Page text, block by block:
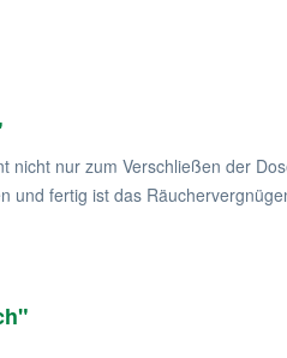
nur zum Verschließen der
und fertig ist das